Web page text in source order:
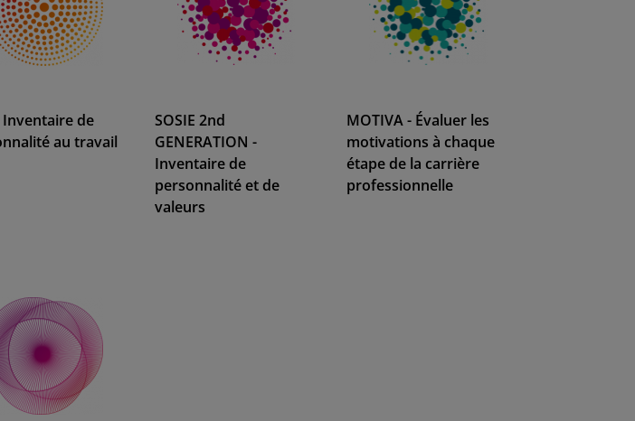
Inventaire de
au travail
SOSIE 2nd
GENERATION -
Inventaire de
personnalité et de
valeurs
MOTIVA - Évaluer les
motivations à chaque
étape de la carrière
professionnelle